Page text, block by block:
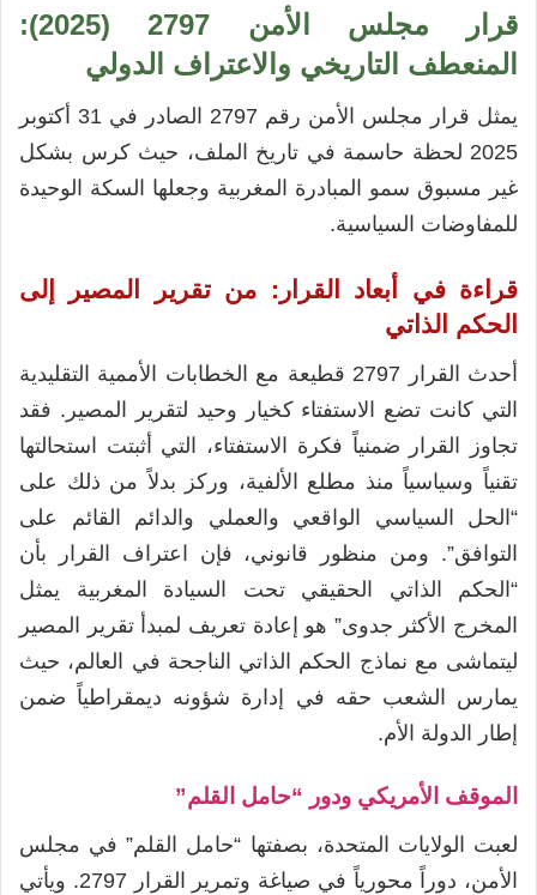
قرار مجلس الأمن 2797 (2025):
المنعطف التاريخي والاعتراف الدولي
يمثل قرار مجلس الأمن رقم 2797 الصادر في 31 أكتوبر
2025 لحظة حاسمة في تاريخ الملف، حيث كرس بشكل
غير مسبوق سمو المبادرة المغربية وجعلها السكة الوحيدة
للمفاوضات السياسية.
قراءة في أبعاد القرار: من تقرير المصير إلى
الحكم الذاتي
أحدث القرار 2797 قطيعة مع الخطابات الأممية التقليدية
التي كانت تضع الاستفتاء كخيار وحيد لتقرير المصير. فقد
تجاوز القرار ضمنياً فكرة الاستفتاء، التي أثبتت استحالتها
تقنياً وسياسياً منذ مطلع الألفية، وركز بدلاً من ذلك على
“الحل السياسي الواقعي والعملي والدائم القائم على
التوافق”. ومن منظور قانوني، فإن اعتراف القرار بأن
“الحكم الذاتي الحقيقي تحت السيادة المغربية يمثل
المخرج الأكثر جدوى” هو إعادة تعريف لمبدأ تقرير المصير
ليتماشى مع نماذج الحكم الذاتي الناجحة في العالم، حيث
يمارس الشعب حقه في إدارة شؤونه ديمقراطياً ضمن
إطار الدولة الأم.
الموقف الأمريكي ودور “حامل القلم”
لعبت الولايات المتحدة، بصفتها “حامل القلم” في مجلس
الأمن، دوراً محورياً في صياغة وتمرير القرار 2797. ويأتي